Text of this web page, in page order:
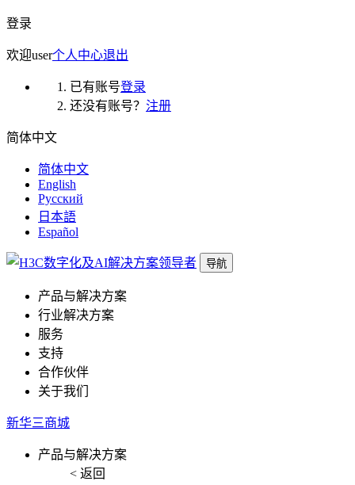
登录
欢迎user个人中心退出
已有账号登录
还没有账号？ 注册
简体中文
简体中文
English
Русский
日本語
Español
导航
产品与解决方案
行业解决方案
服务
支持
合作伙伴
关于我们
新华三商城
产品与解决方案
< 返回